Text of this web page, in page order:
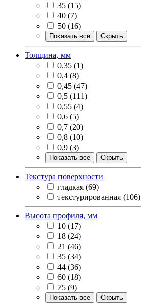
35 (15)
40 (7)
50 (16)
Показать все Скрыть
Толщина, мм
0,35 (1)
0,4 (8)
0,45 (47)
0,5 (111)
0,55 (4)
0,6 (5)
0,7 (20)
0,8 (10)
0,9 (3)
Показать все Скрыть
Текстура поверхности
гладкая (69)
текстурированная (106)
Высота профиля, мм
10 (17)
18 (24)
21 (46)
35 (34)
44 (36)
60 (18)
75 (9)
Показать все Скрыть